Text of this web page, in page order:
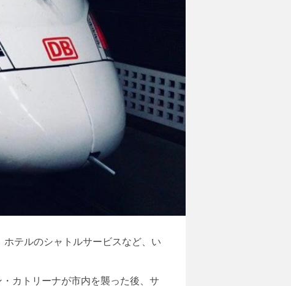
、ホテルのシャトルサービスなど、い
カトリーナが市内を襲った後、サ